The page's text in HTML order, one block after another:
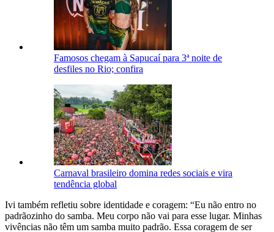
Famosos chegam à Sapucaí para 3ª noite de
desfiles no Rio; confira
Carnaval brasileiro domina redes sociais e vira
tendência global
Ivi também refletiu sobre identidade e coragem: “Eu não entro no
padrãozinho do samba. Meu corpo não vai para esse lugar. Minhas
vivências não têm um samba muito padrão. Essa coragem de ser